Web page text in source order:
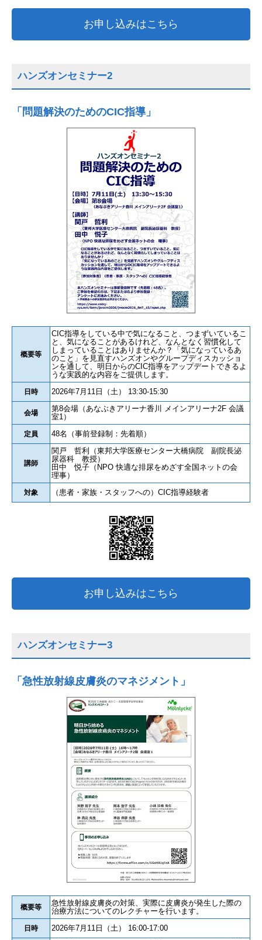
お申し込みはこちら
ハンズオンセミナー2
「問題解決のためのCIC指導」
概要等
CIC指導をしている中で気になること、つまずいているこ
と、気になることがあるけれど、なんとなく習慣化して
しまっていることはありませんか？「気になっているあ
のこと」を見直すハンズオンやグループディスカッショ
ンを通して、明日からのCIC指導をアップデートできるよ
うな実践的な内容をご提供します。
日時 2026年7月11日（土） 13:30-15:30
会場
第8会場（あなぶきアリーナ香川 メインアリーナ2F 会議
室1）
定員 48名（事前登録制：先着順）
講師
関戸 哲利（東邦大学医療センター大橋病院 副院長泌
尿器科 教授）
田中 悦子（NPO 快適な排尿をめざす全国ネットの会
理事）
対象 （患者・家族・スタッフへの）CIC指導経験者
お申し込みはこちら
ハンズオンセミナー3
「急性放射線皮膚炎のマネジメント」
概要等
急性放射線皮膚炎の対策、実際に皮膚炎が発生した際の
治療方法についてのレクチャーを行います。
日時 2026年7月11日（土） 16:00-17:00